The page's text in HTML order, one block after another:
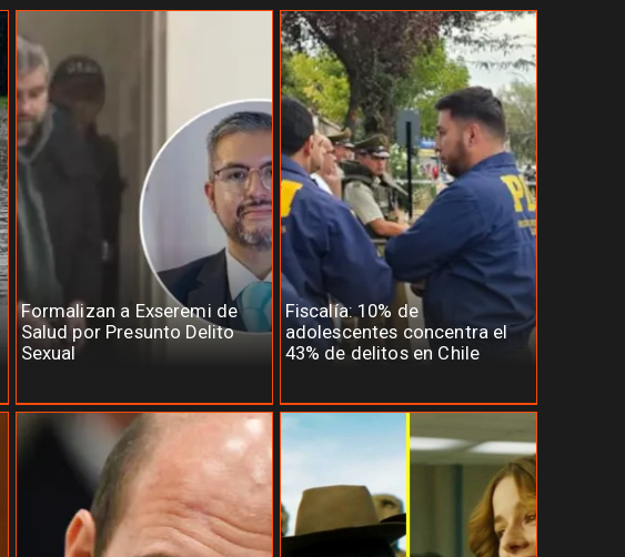
Formalizan a Exseremi de
Salud por Presunto Delito
Sexual
Fiscalía: 10% de
adolescentes concentra el
43% de delitos en Chile